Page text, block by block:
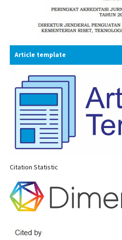
Article template
Citation Statistic